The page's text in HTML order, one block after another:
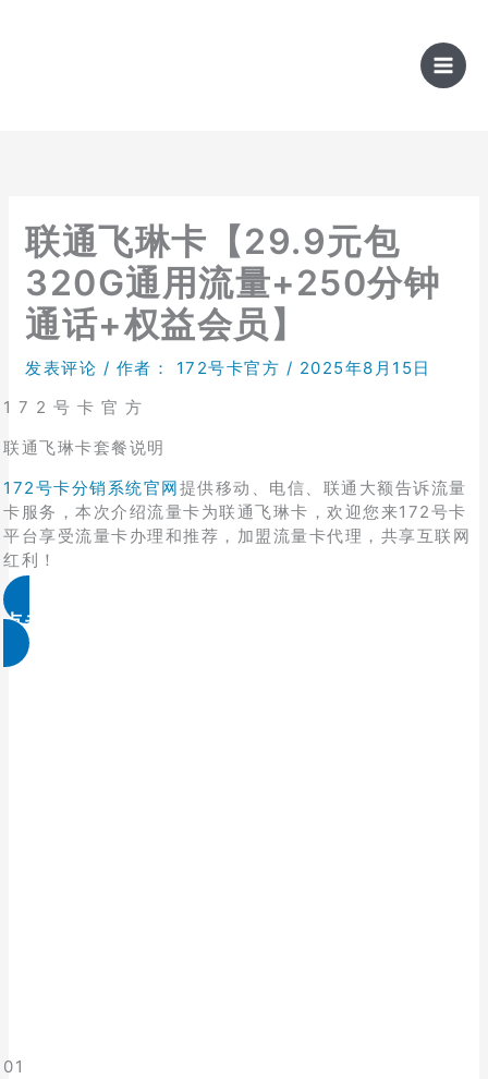
联通飞琳卡【29.9元包
320G通用流量+250分钟
通话+权益会员】
发表评论 / 作者： 172号卡官方 / 2025年8月15日
1 7 2 号 卡 官 方
联通飞琳卡套餐说明
172号卡分销系统官网提供移动、电信、联通大额告诉流量
卡服务，本次介绍流量卡为联通飞琳卡，欢迎您来172号卡
平台享受流量卡办理和推荐，加盟流量卡代理，共享互联网
红利！
点击免费领取
01